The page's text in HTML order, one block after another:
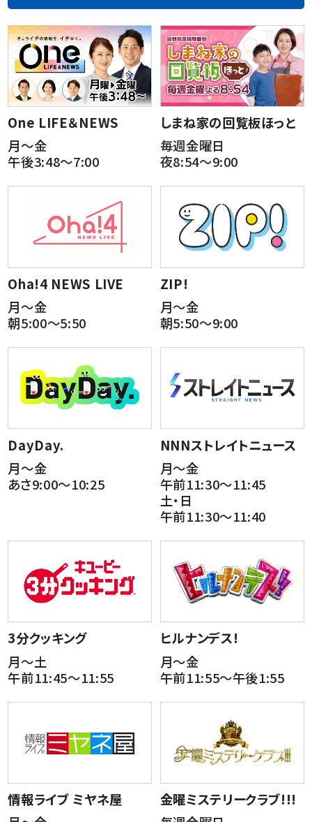
One LIFE＆NEWS
月～金
午後3:48～7:00
しまね家の回覧板ほっと
毎週金曜日
夜8:54～9:00
Oha!4 NEWS LIVE
月～金
朝5:00～5:50
ZIP!
月～金
朝5:50～9:00
DayDay.
月～金
あさ9:00～10:25
NNNストレイトニュース
月～金
午前11:30～11:45
土・日
午前11:30～11:40
3分クッキング
月～土
午前11:45～11:55
ヒルナンデス!
月～金
午前11:55～午後1:55
情報ライブ ミヤネ屋
金曜ミステリークラブ!!!